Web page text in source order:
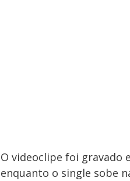
O videoclipe foi gravado
enquanto o single sobe